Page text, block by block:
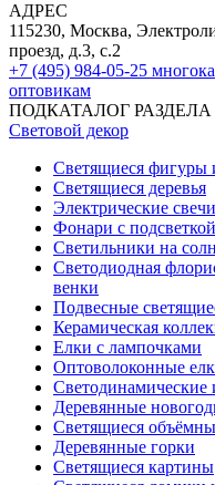
АДРЕС
115230, Москва,
проезд, д.3, с.2
+7 (495) 984-05-25
оптовикам
ПОДКАТАЛОГ РАЗДЕЛА
Световой декор
Светящиеся фигуры
Светящиеся деревья
Электрические
Фонари с подсветкой
Светильники на
Светодиодная
венки
Подвесные
Керамическая
Елки с лампочками
Оптоволоконные
Деревянные
Светящиеся
Деревянные горки
Светящиеся картины